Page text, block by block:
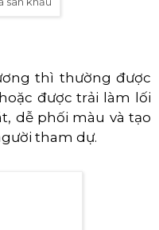
thì thường được
được trải làm lối
dễ phối màu và tạo
tham dự.